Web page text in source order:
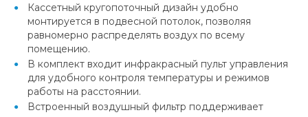
Кассетный кругопоточный дизайн удобно
монтируется в подвесной потолок, позволяя
равномерно распределять воздух по всему
помещению.
В комплект входит инфракрасный пульт управления
для удобного контроля температуры и режимов
работы на расстоянии.
Встроенный воздушный фильтр поддерживает